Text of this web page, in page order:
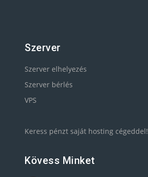
Szerver
Szerver elhelyezés
Szerver bérlés
VPS
Keress pénzt saját hosting cégeddel!
Kövess Minket